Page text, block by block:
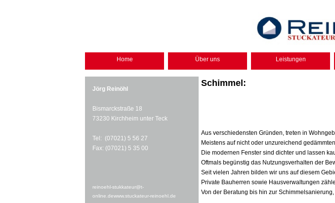
Home Über uns Leistungen
Jörg Reinöhl
Bismarckstraße 18
73230 Kirchheim unter Teck
Tel: (07021) 5 56 27
Fax: (07021) 5 35 00
reinoehl-stukkateur@t-
online.dewww.stuckateur-reinoehl.de
Schimmel:
Aus verschiedensten Gründen, treten in
Meistens auf nicht oder unzureichend
Die modernen Fenster sind dichter und lassen
Oftmals begünstig das Nutzungsverhalten der
Seit vielen Jahren bilden wir uns auf diesem
Private Bauherren sowie Hausverwaltungen
Von der Beratung bis hin zur